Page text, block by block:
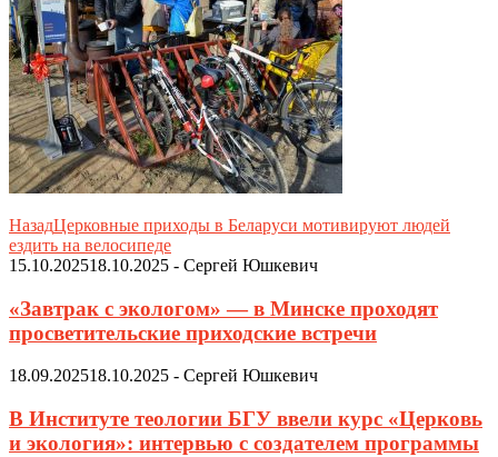
НазадЦерковные приходы в Беларуси мотивируют людей
ездить на велосипеде
15.10.202518.10.2025 - Сергей Юшкевич
«Завтрак с экологом» — в Минске проходят
просветительские приходские встречи
18.09.202518.10.2025 - Сергей Юшкевич
В Институте теологии БГУ ввели курс «Церковь
и экология»: интервью с создателем программы